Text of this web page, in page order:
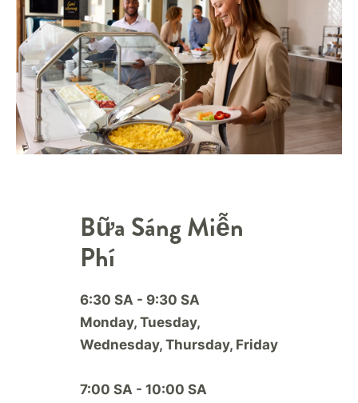
Bữa Sáng Miễn
Phí
6:30 SA - 9:30 SA
Monday, Tuesday,
Wednesday, Thursday, Friday
7:00 SA - 10:00 SA